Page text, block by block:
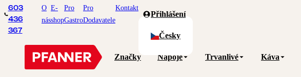
603
436
367
O
nás
E-
shop
Pro
Gastro
Pro
Dodavatele
Kontakt
Česky
Přihlášení
Značky Nápoje Trvanlivé Káva